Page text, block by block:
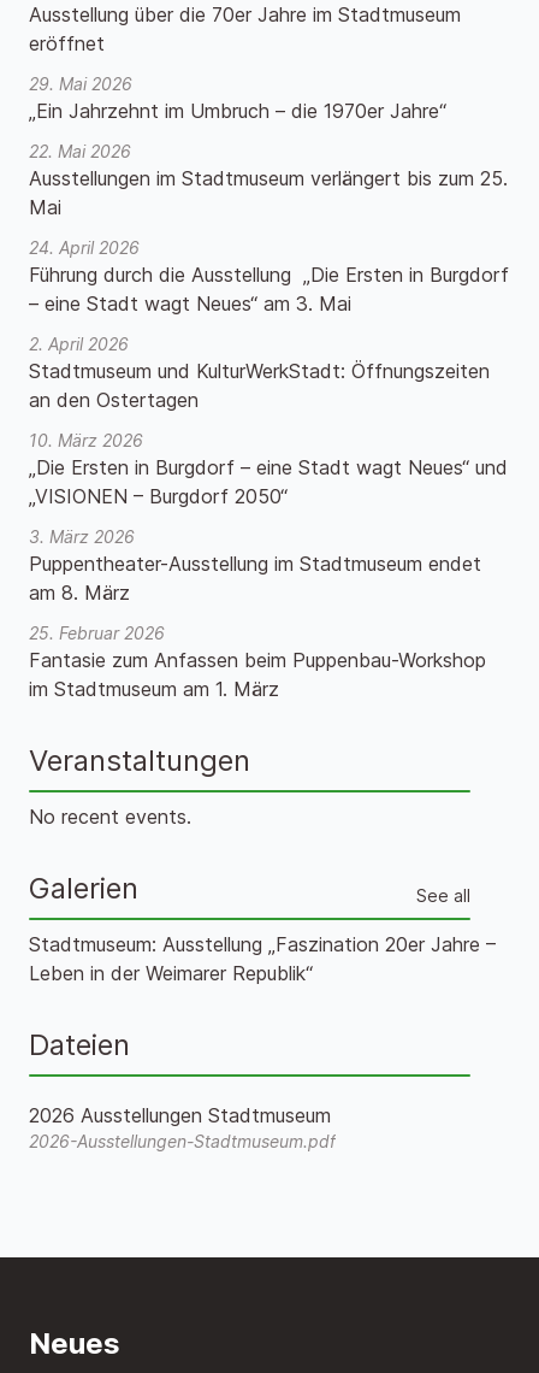
Ausstellung über die 70er Jahre im Stadtmuseum
eröffnet
29. Mai 2026
„Ein Jahrzehnt im Umbruch – die 1970er Jahre“
22. Mai 2026
Ausstellungen im Stadtmuseum verlängert bis zum 25.
Mai
24. April 2026
Führung durch die Ausstellung „Die Ersten in Burgdorf
– eine Stadt wagt Neues“ am 3. Mai
2. April 2026
Stadtmuseum und KulturWerkStadt: Öffnungszeiten
an den Ostertagen
10. März 2026
„Die Ersten in Burgdorf – eine Stadt wagt Neues“ und
„VISIONEN – Burgdorf 2050“
3. März 2026
Puppentheater-Ausstellung im Stadtmuseum endet
am 8. März
25. Februar 2026
Fantasie zum Anfassen beim Puppenbau-Workshop
im Stadtmuseum am 1. März
Veranstaltungen
No recent events.
Galerien See all
Stadtmuseum: Ausstellung „Faszination 20er Jahre –
Leben in der Weimarer Republik“
Dateien
2026 Ausstellungen Stadtmuseum
2026-Ausstellungen-Stadtmuseum.pdf
Neues